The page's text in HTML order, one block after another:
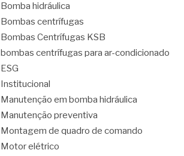
Bomba hidráulica
Bombas centrífugas
Bombas Centrífugas KSB
bombas centrífugas para ar-condicionado
ESG
Institucional
Manutenção em bomba hidráulica
Manutenção preventiva
Montagem de quadro de comando
Motor elétrico